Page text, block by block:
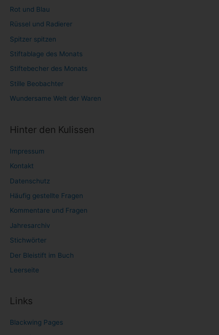
Rot und Blau
Rüssel und Radierer
Spitzer spitzen
Stiftablage des Monats
Stiftebecher des Monats
Stille Beobachter
Wundersame Welt der Waren
Hinter den Kulissen
Impressum
Kontakt
Datenschutz
Häufig gestellte Fragen
Kommentare und Fragen
Jahresarchiv
Stichwörter
Der Bleistift im Buch
Leerseite
Links
Blackwing Pages